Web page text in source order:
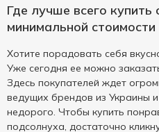
Где лучше всего
минимальной стоимости
Хотите порадовать себя
Уже сегодня ее можно
Здесь покупателей ждет
ведущих брендов из Украины
недорого. Чтобы купить
подсолнуха, достаточно